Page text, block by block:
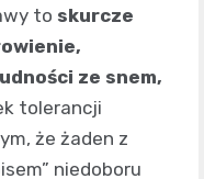
to skurcze
ze snem,
tolerancji
że żaden z
niedoboru